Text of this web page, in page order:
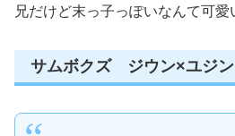
兄だけど末っ子っぽいなんて可愛
サムボクズ ジウン×ユジン